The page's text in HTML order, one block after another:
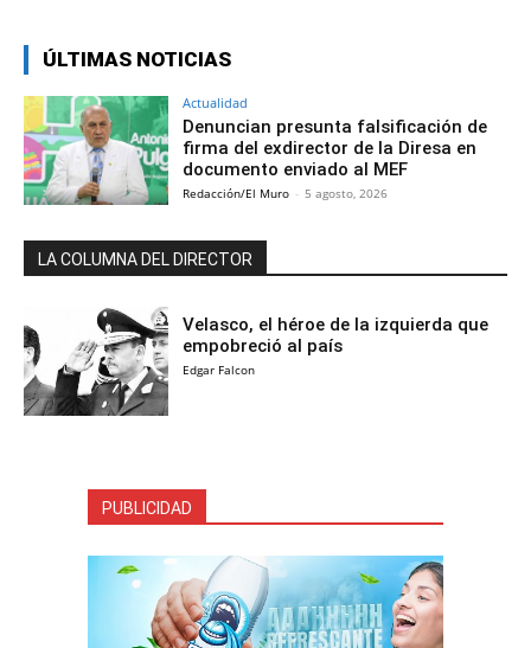
ÚLTIMAS NOTICIAS
Actualidad
Denuncian presunta falsificación de
firma del exdirector de la Diresa en
documento enviado al MEF
Redacción/El Muro - 5 agosto, 2026
LA COLUMNA DEL DIRECTOR
Velasco, el héroe de la izquierda que
empobreció al país
Edgar Falcon
PUBLICIDAD